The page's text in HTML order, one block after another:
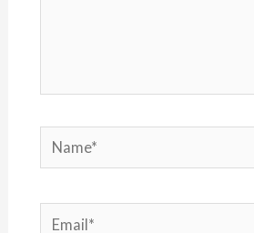
Name*
Email*